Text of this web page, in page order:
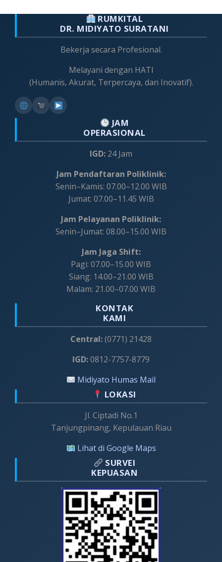
RUMKITAL
DR. MIDIYATO SURATANI
Bekerja secara Profesional.
Melayani dengan HATI
(Humanis, Akurat, Terpercaya, dan Inovatif).
JAM
OPERASIONAL
IGD: 24 Jam
Jam Pendaftaran Poliklinik:
Senin–Kamis: 07.00–12.00 WIB
Jumat: 07.00–11.45 WIB
Jam Pelayanan Poliklinik:
Senin–Jumat: 08.00–15.00 WIB
Jam Jaga Shift:
Pagi: 07.00–15.00 WIB
Siang: 14.00–21.00 WIB
Malam: 21.00–07.00 WIB
KONTAK
KAMI
Central:(0771) 21428
IGD:0812-7757-8779
Midiyato Humas Mail
LOKASI
Jl. Ciptadi No.1
Tanjungpinang, Kepulauan Riau
Lihat di Google Maps
SURVEI
KEPUASAN